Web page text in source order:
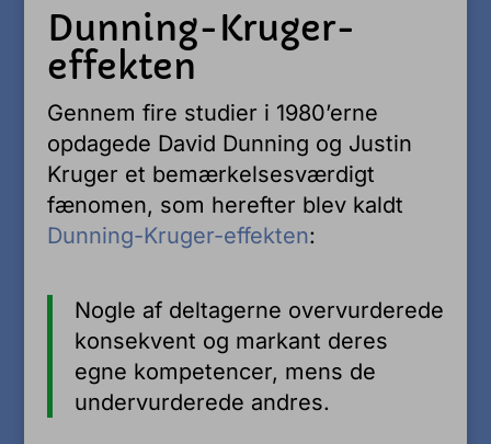
Dunning-Kruger-
effekten
Gennem fire studier i 1980’erne
opdagede David Dunning og Justin
Kruger et bemærkelsesværdigt
fænomen, som herefter blev kaldt
Dunning-Kruger-effekten:
Nogle af deltagerne overvurderede
konsekvent og markant deres
egne kompetencer, mens de
undervurderede andres.